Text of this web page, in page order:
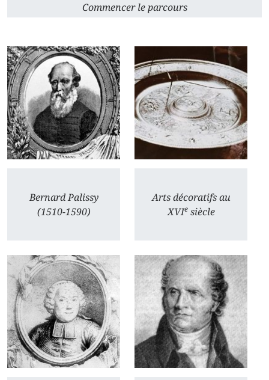
Commencer le parcours
Bernard Palissy
(1510-1590)
Arts décoratifs au
XVIesiècle